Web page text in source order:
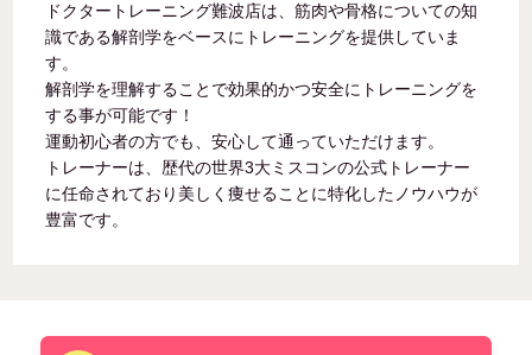
ドクタートレーニング難波店は、筋肉や骨格についての知
識である解剖学をベースにトレーニングを提供していま
す。
解剖学を理解することで効果的かつ安全にトレーニングを
する事が可能です！
運動初心者の方でも、安心して通っていただけます。
トレーナーは、歴代の世界3大ミスコンの公式トレーナー
に任命されており美しく痩せることに特化したノウハウが
豊富です。